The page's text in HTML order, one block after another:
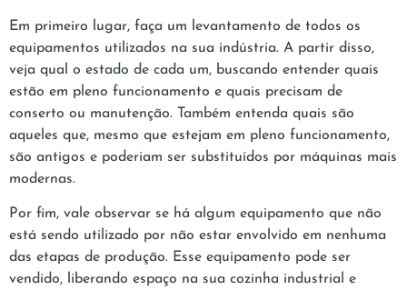
Em primeiro lugar, faça um levantamento de todos os
equipamentos utilizados na sua indústria. A partir disso,
veja qual o estado de cada um, buscando entender quais
estão em pleno funcionamento e quais precisam de
conserto ou manutenção. Também entenda quais são
aqueles que, mesmo que estejam em pleno funcionamento,
são antigos e poderiam ser substituídos por máquinas mais
modernas.
Por fim, vale observar se há algum equipamento que não
está sendo utilizado por não estar envolvido em nenhuma
das etapas de produção. Esse equipamento pode ser
vendido, liberando espaço na sua cozinha industrial e